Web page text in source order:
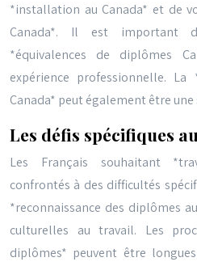
*installation au Canada* et de
Canada*. Il est important
*équivalences de diplômes
expérience professionnelle. La
Canada* peut également être
Les défis spécifiques
Les Français souhaitant
confrontés à des difficultés
*reconnaissance des diplômes
culturelles au travail. Les
diplômes* peuvent être